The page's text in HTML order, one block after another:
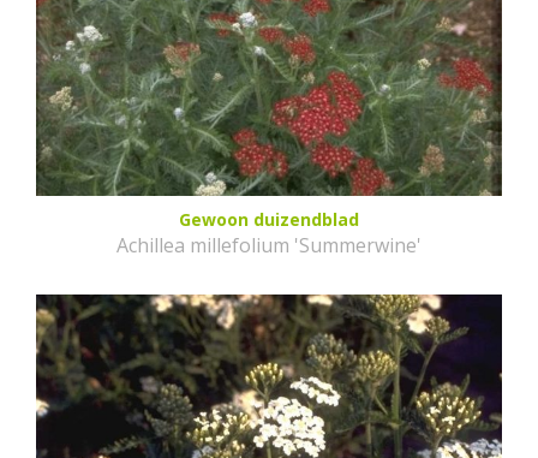
Gewoon duizendblad
Achillea millefolium 'Summerwine'